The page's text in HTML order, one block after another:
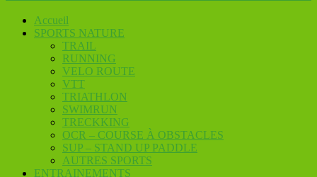
Accueil
SPORTS NATURE
TRAIL
RUNNING
VELO ROUTE
VTT
TRIATHLON
SWIMRUN
TRECKKING
OCR – COURSE À OBSTACLES
SUP – STAND UP PADDLE
AUTRES SPORTS
ENTRAINEMENTS